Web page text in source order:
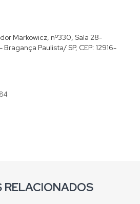
Markowicz, nº330, Sala 28-
Paulista/ SP, CEP: 12916-
RELACIONADOS